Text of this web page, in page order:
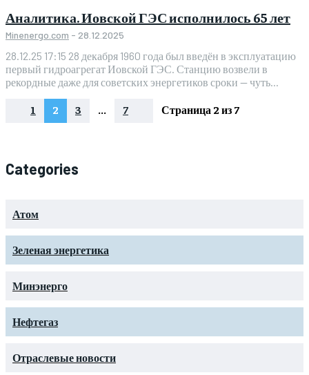
Аналитика. Иовской ГЭС исполнилось 65 лет
Minenergo.com - 28.12.2025
28.12.25 17:15 28 декабря 1960 года был введён в эксплуатацию
первый гидроагрегат Иовской ГЭС. Станцию возвели в
рекордные даже для советских энергетиков сроки — чуть...
1 2 3 ... 7 Страница 2 из 7
Categories
Атом
Зеленая энергетика
Минэнерго
Нефтегаз
Отраслевые новости